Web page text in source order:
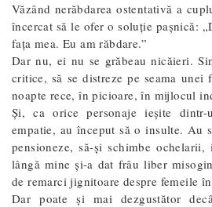
Văzând nerăbdarea ostentativă a
încercat să le ofer o soluție pașnică:
fața mea. Eu am răbdare.”
Dar nu, ei nu se grăbeau nicăieri.
critice, să se distreze pe seama unei
noapte rece, în picioare, în mijlocul
Și, ca orice personaje ieșite
empatie, au început să o insulte. Au
pensioneze, să-și schimbe
lângă mine și-a dat frâu liber
de remarci jignitoare despre femeile
Dar poate și mai dezgustător